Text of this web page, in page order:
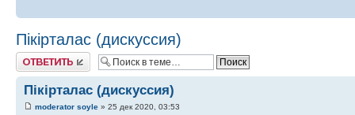
Пікірталас (дискуссия)
Ответить
Пікірталас (дискуссия)
moderator soyle » 25 дек 2020, 03:53